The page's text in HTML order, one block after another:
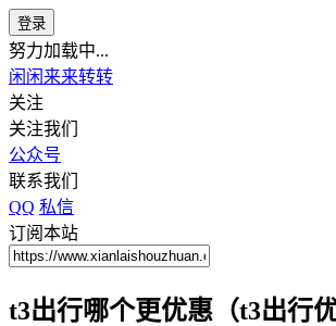
登录
努力加载中...
闲闲来来转转
关注
关注我们
公众号
联系我们
QQ 私信
订阅本站
t3出行哪个更优惠（t3出行